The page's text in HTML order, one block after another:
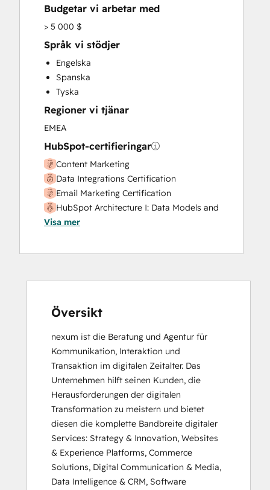
Sales and Marketing Alignment
Search Engine Optimization
Social Media
Video Production
Website Design
Website Development
Website Migration
Budgetar vi arbetar med
> 5 000 $
Språk vi stödjer
Engelska
Spanska
Tyska
Regioner vi tjänar
EMEA
HubSpot-certifieringar
Content Marketing
Data Integrations Certification
Email Marketing Certification
HubSpot Architecture I: Data Models and
APIs
HubSpot Sales Software
Inbound Marketing
Platform Consulting
Course
Visa mer
Översikt
nexum ist die Beratung und Agentur für
Kommunikation, Interaktion und
Transaktion im digitalen Zeitalter. Das
Unternehmen hilft seinen Kunden, die
Herausforderungen der digitalen
Transformation zu meistern und bietet
diesen die komplette Bandbreite digitaler
Services: Strategy & Innovation, Websites
& Experience Platforms, Commerce
Solutions, Digital Communication & Media,
Data Intelligence & CRM, Software